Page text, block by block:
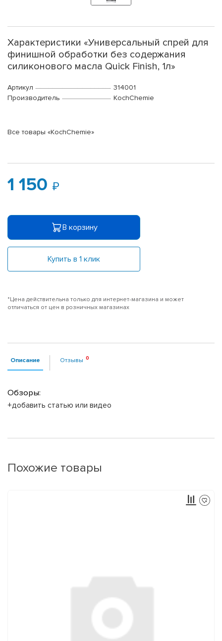
Характеристики «Универсальный спрей для
финишной обработки без содержания
силиконового масла Quick Finish, 1л»
Артикул
314001
Производитель
KochChemie
Все товары «KochChemie»
1 150
В корзину
Купить в 1 клик
*Цена действительна только для интернет-магазина и может
отличаться от цен в розничных магазинах
Описание Отзывы
Обзоры:
+добавить статью или видео
Похожие товары